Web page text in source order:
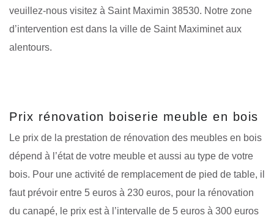
veuillez-nous visitez à Saint Maximin 38530. Notre zone
d’intervention est dans la ville de Saint Maximinet aux
alentours.
Prix rénovation boiserie meuble en bois
Le prix de la prestation de rénovation des meubles en bois
dépend à l’état de votre meuble et aussi au type de votre
bois. Pour une activité de remplacement de pied de table, il
faut prévoir entre 5 euros à 230 euros, pour la rénovation
du canapé, le prix est à l’intervalle de 5 euros à 300 euros